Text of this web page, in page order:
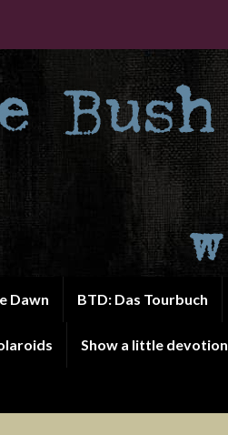
Dawn BTD: Das Tourbuch
Show a little devotion